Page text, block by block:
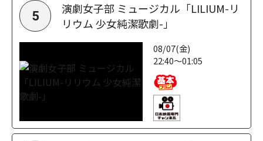
5
演劇女子部 ミュージカル「LILIUM-リ
リウム 少女純潔歌劇-」
08/07(金)
22:40～01:05